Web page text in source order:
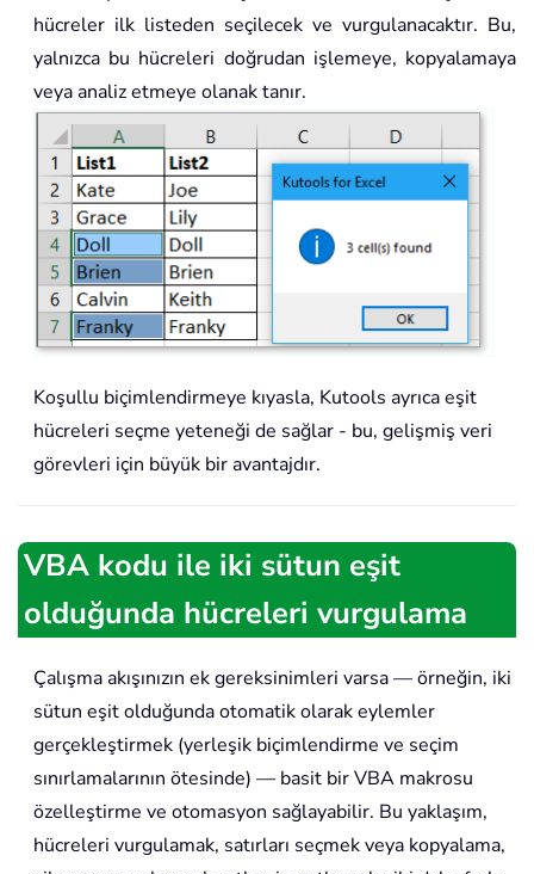
hücreler ilk listeden seçilecek ve vurgulanacaktır. Bu,
yalnızca bu hücreleri doğrudan işlemeye, kopyalamaya
veya analiz etmeye olanak tanır.
Koşullu biçimlendirmeye kıyasla, Kutools ayrıca eşit
hücreleri seçme yeteneği de sağlar - bu, gelişmiş veri
görevleri için büyük bir avantajdır.
VBA kodu ile iki sütun eşit
olduğunda hücreleri vurgulama
Çalışma akışınızın ek gereksinimleri varsa — örneğin, iki
sütun eşit olduğunda otomatik olarak eylemler
gerçekleştirmek (yerleşik biçimlendirme ve seçim
sınırlamalarının ötesinde) — basit bir VBA makrosu
özelleştirme ve otomasyon sağlayabilir. Bu yaklaşım,
hücreleri vurgulamak, satırları seçmek veya kopyalama,